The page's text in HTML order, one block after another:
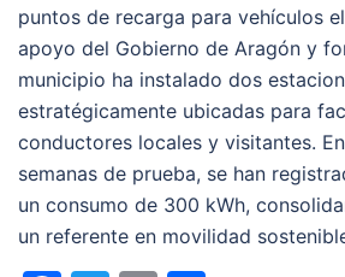
puntos de recarga para vehículos
apoyo del Gobierno de Aragón y
municipio ha instalado dos
estratégicamente ubicadas para
conductores locales y visitantes.
semanas de prueba, se han
un consumo de 300 kWh,
un referente en movilidad